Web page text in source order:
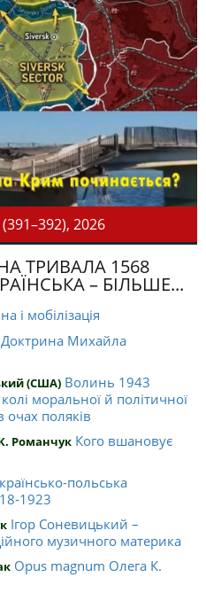
2026
ТРИВАЛА 1568
– БІЛЬШЕ...
і мобілізація
Доктрина Михайла
(США) Волинь 1943
моральної й політичної
очах поляків
Романчук Кого вшановує
польська
1923
Ігор Соневицький –
музичного материка
Opus magnum Олега К.